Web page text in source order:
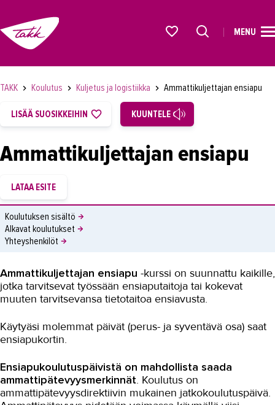
YRITYKSILLE
TAKK
AJANKOHTAISTA
OMA TAKK
YHTEYSTIEDOT
MENU
TAKK Koulutus Kuljetus ja logistiikka Ammattikuljettajan ensiapu
LISÄÄ SUOSIKKEIHIN KUUNTELE
Ammattikuljettajan ensiapu
Koulutuksen sisältö
Alkavat koulutukset
Yhteyshenkilöt
Ammattikuljettajan ensiapu -kurssi on suunnattu kaikille,
jotka tarvitsevat työssään ensiaputaitoja tai kokevat
muuten tarvitsevansa tietotaitoa ensiavusta.
Käytyäsi molemmat päivät (perus- ja syventävä osa) saat
ensiapukortin.
Ensiapukoulutuspäivistä on mahdollista saada
ammattipätevyysmerkinnät. Koulutus on
ammattipätevyysdirektiivin mukainen jatkokoulutuspäivä.